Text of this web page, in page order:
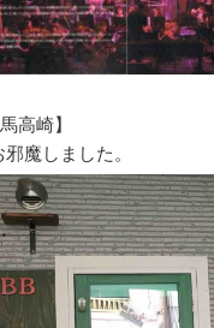
高崎】
魔しました。